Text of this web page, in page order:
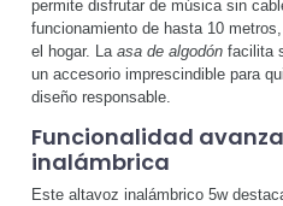
permite disfrutar de música sin
funcionamiento de hasta 10
el hogar. La asa de algodón facilita
un accesorio imprescindible para
diseño responsable.
Funcionalidad
inalámbrica
Este altavoz inalámbrico 5w